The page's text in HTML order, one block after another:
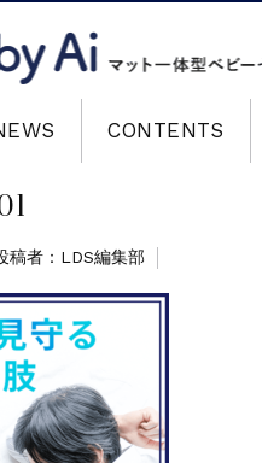
CONTENTS
稿者：LDS編集部